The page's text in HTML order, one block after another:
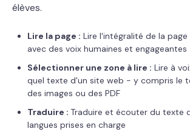
élèves.
Lire la page : Lire l'intégralité de la
avec des voix humaines et engageantes
Sélectionner une zone à lire : Lire à
quel texte d'un site web - y compris le
des images ou des PDF
Traduire : Traduire et écouter du texte
langues prises en charge